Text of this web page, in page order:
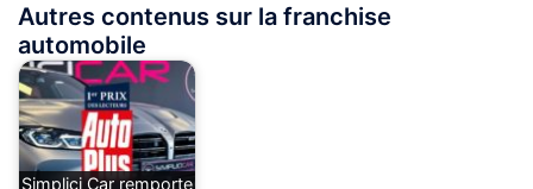
Autres contenus sur la franchise
automobile
Simplici Car remporte